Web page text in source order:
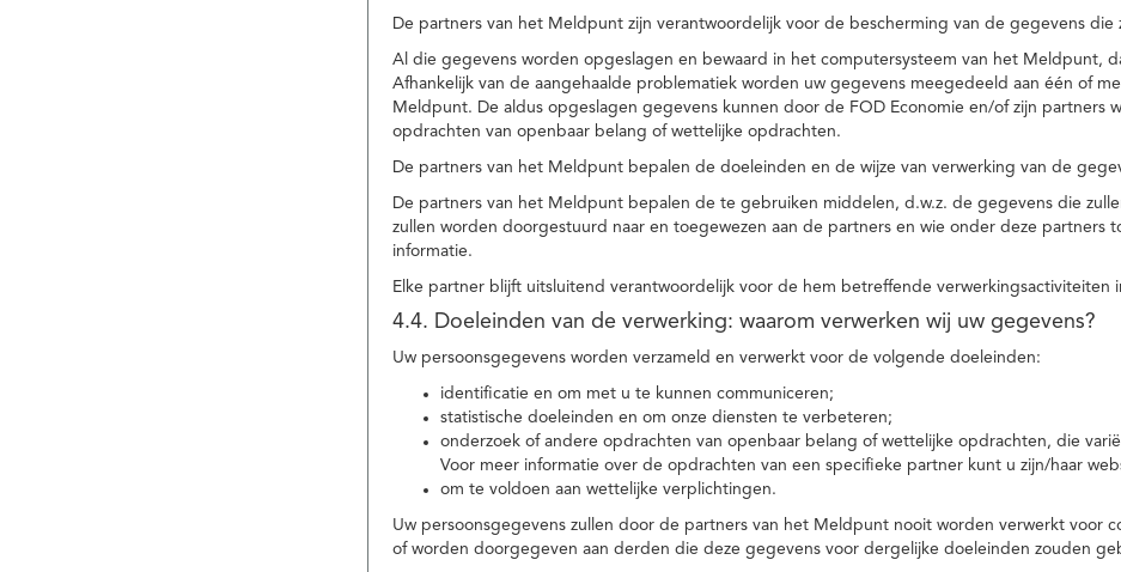
De partners van het Meldpunt zijn verantwoordelijk voor de bescherming van de gegevens die
Al die gegevens worden opgeslagen en bewaard in het computersysteem van het Meldpunt,
Afhankelijk van de aangehaalde problematiek worden uw gegevens meegedeeld aan één of
Meldpunt. De aldus opgeslagen gegevens kunnen door de FOD Economie en/of zijn partners
opdrachten van openbaar belang of wettelijke opdrachten.
De partners van het Meldpunt bepalen de doeleinden en de wijze van verwerking van de
De partners van het Meldpunt bepalen de te gebruiken middelen, d.w.z. de gegevens die
zullen worden doorgestuurd naar en toegewezen aan de partners en wie onder deze partners
informatie.
Elke partner blijft uitsluitend verantwoordelijk voor de hem betreffende verwerkingsactiviteiten
4.4. Doeleinden van de verwerking: waarom verwerken wij uw gegevens?
Uw persoonsgegevens worden verzameld en verwerkt voor de volgende doeleinden:
identificatie en om met u te kunnen communiceren;
statistische doeleinden en om onze diensten te verbeteren;
onderzoek of andere opdrachten van openbaar belang of wettelijke opdrachten, die
Voor meer informatie over de opdrachten van een specifieke partner kunt u zijn/haar
om te voldoen aan wettelijke verplichtingen.
Uw persoonsgegevens zullen door de partners van het Meldpunt nooit worden verwerkt voor
of worden doorgegeven aan derden die deze gegevens voor dergelijke doeleinden zouden